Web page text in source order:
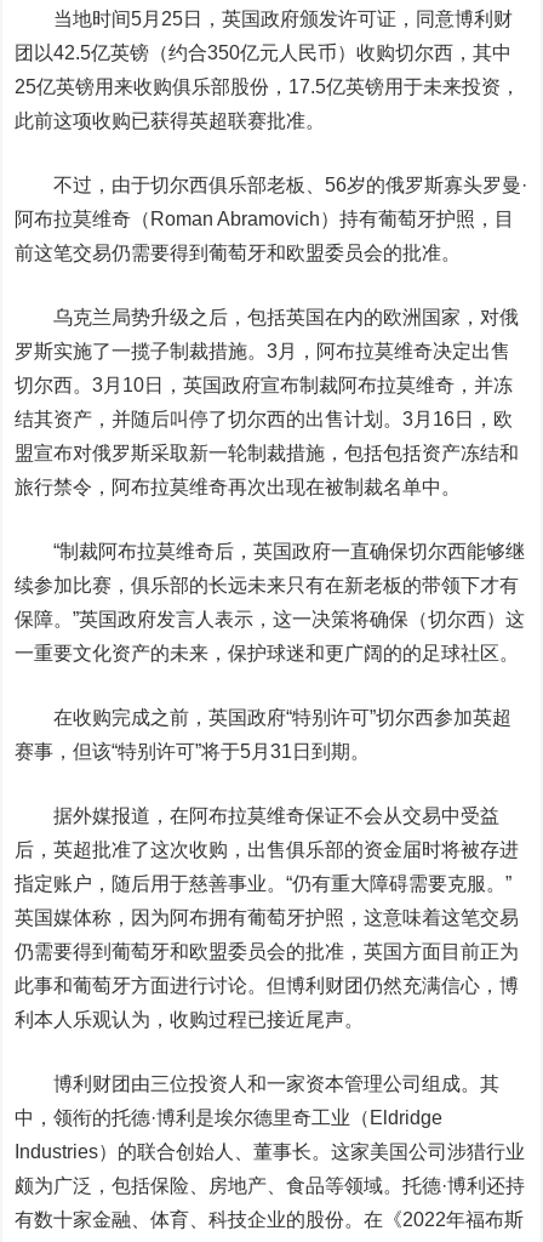
当地时间5月25日，英国政府颁发许可证，同意博利财
团以42.5亿英镑（约合350亿元人民币）收购切尔西，其中
25亿英镑用来收购俱乐部股份，17.5亿英镑用于未来投资，
此前这项收购已获得英超联赛批准。
不过，由于切尔西俱乐部老板、56岁的俄罗斯寡头罗曼·
阿布拉莫维奇（Roman Abramovich）持有葡萄牙护照，目
前这笔交易仍需要得到葡萄牙和欧盟委员会的批准。
乌克兰局势升级之后，包括英国在内的欧洲国家，对俄
罗斯实施了一揽子制裁措施。3月，阿布拉莫维奇决定出售
切尔西。3月10日，英国政府宣布制裁阿布拉莫维奇，并冻
结其资产，并随后叫停了切尔西的出售计划。3月16日，欧
盟宣布对俄罗斯采取新一轮制裁措施，包括包括资产冻结和
旅行禁令，阿布拉莫维奇再次出现在被制裁名单中。
“制裁阿布拉莫维奇后，英国政府一直确保切尔西能够继
续参加比赛，俱乐部的长远未来只有在新老板的带领下才有
保障。”英国政府发言人表示，这一决策将确保（切尔西）这
一重要文化资产的未来，保护球迷和更广阔的的足球社区。
在收购完成之前，英国政府“特别许可”切尔西参加英超
赛事，但该“特别许可”将于5月31日到期。
据外媒报道，在阿布拉莫维奇保证不会从交易中受益
后，英超批准了这次收购，出售俱乐部的资金届时将被存进
指定账户，随后用于慈善事业。“仍有重大障碍需要克服。”
英国媒体称，因为阿布拥有葡萄牙护照，这意味着这笔交易
仍需要得到葡萄牙和欧盟委员会的批准，英国方面目前正为
此事和葡萄牙方面进行讨论。但博利财团仍然充满信心，博
利本人乐观认为，收购过程已接近尾声。
博利财团由三位投资人和一家资本管理公司组成。其
中，领衔的托德·博利是埃尔德里奇工业（Eldridge
Industries）的联合创始人、董事长。这家美国公司涉猎行业
颇为广泛，包括保险、房地产、食品等领域。托德·博利还持
有数十家金融、体育、科技企业的股份。在《2022年福布斯